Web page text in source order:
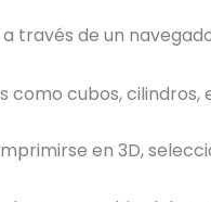
través de un
cubos, cilindros,
en 3D,